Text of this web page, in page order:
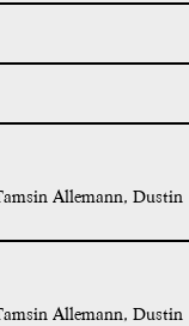
Allemann, Dustin
Allemann, Dustin